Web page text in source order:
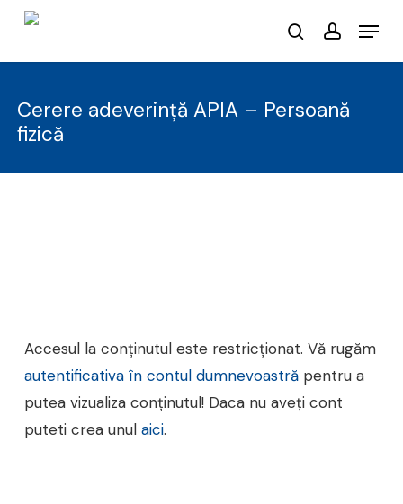
Skip
main
searchaccount
Menu
Cerere adeverință APIA – Persoană
fizică
Accesul la conținutul este restricționat. Vă rugăm
autentificativa în contul dumnevoastrăpentru a
putea vizualiza conținutul! Daca nu aveți cont
puteti crea unul aici.